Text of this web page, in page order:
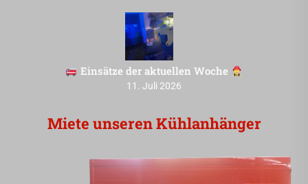
Einsätze der aktuellen Woche
11. Juli 2026
Miete unseren Kühlanhänger